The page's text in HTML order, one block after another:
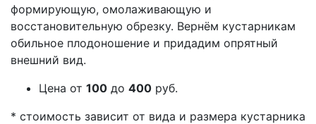
формирующую, омолаживающую и
восстановительную обрезку. Вернём кустарникам
обильное плодоношение и придадим опрятный
внешний вид.
Цена от 100 до 400 руб.
* стоимость зависит от вида и размера кустарника